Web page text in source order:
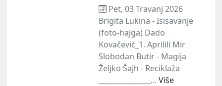
Pet, 03 Travanj 2026
Brigita Lukina - Isisavanje
(foto-hajga) Dado
Kovačević_1. Aprilili Mir
Slobodan Butir - Magija
Željko Šajh - Reciklaža
_______________... Više